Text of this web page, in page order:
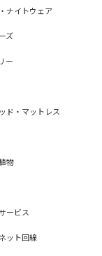
ナイトウェア
ズ
ー
ド・マットレス
物
ービス
ット回線